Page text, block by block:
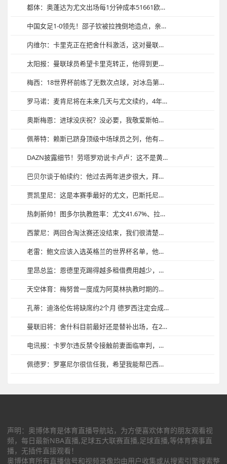
都体：奥蓬达为尤文出场每1分钟成本51661欧，本赛季意甲只进1球
中国女足1-0领先！邵子钦被拉拽倒地造点，亲自主罚命中！
内维尔：卡里克正在把舍什科激活，这对曼联来说就是胜负手
太阳报：曼联球员希望卡里克转正，他得到更衣室几位老资历的支持
梅西：18世界杯前练了无数次点球，对冰岛第一个就被扑，当时想死
罗马诺：麦肯尼将在未来几天与尤文续约，4年合同+年薪400万欧
奥斯梅恩：进球没庆祝？没必要，我敬爱斯帕莱蒂而且我们踢得不好
佩蒂特：赖斯已跻身顶级中场球员之列，他有希望赢得今年金球奖
DAZN披露细节！劳塔罗劝说卡卢卢：这不是黄牌，但裁判已经吹哨
巴贝尔谈于帕续约：他过去两年进步很大，拜仁对他的能力充满信心
贾凯里尼：这是本赛季最好的尤文，巴斯托尼造红牌后不该那样庆祝
热刺新帅！图多尔执教胜率：尤文41.67%、拉齐奥54.55%
西蒙尼：两回合淘汰赛还没结束，我们很清楚面对的是怎样的对手
老雷：鲍文应该入选英格兰的世界杯名单，他是西汉姆的灵魂人物
里昂总监：恩德里克踢得越多租借费用越少，去年就在考虑引进他
天空体育：梅努曾一度成为阿莫林执教时期的笑柄，事实证明他错了
孔蒂：迪洛伦佐将缺席约2个月 德罗西注定会成为伟大的教练
曼联旧将：舍什科目前最好还是替补出场，在20到30分钟里全力以赴
电讯报：卡罗尔违反禁令接触前妻面临审判，他拄拐去法院拒绝认罪
佩德罗：罗塞尼尔很信任我，希望我能帮巴西夺得世界杯冠军
声明：奥博体育是体育直播导航站，为方便喜欢体育的朋友观看视
频，每日最新NBA直播,足球五大联赛直播,足球直播,等体育赛事直
播，无插件直接观看！
奥博体育所有直播信号和视频录像均由用户收集或从搜索引擎搜索整